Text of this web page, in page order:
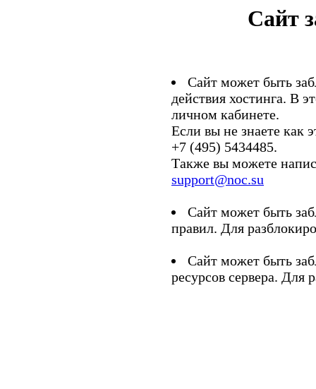
Сайт
Сайт может быть
действия хостинга. В
личном кабинете.
Если вы не знаете как
+7 (495) 5434485.
Также вы можете
support@noc.su
Сайт может быть
правил. Для
Сайт может быть
ресурсов сервера. Для